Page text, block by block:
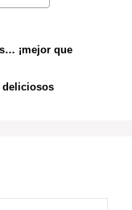
¡mejor que
deliciosos